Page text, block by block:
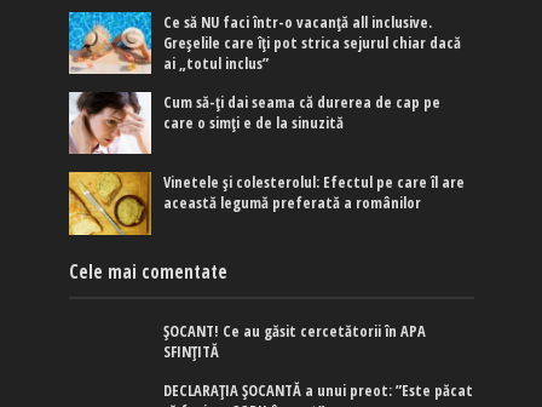
Ce să NU faci într-o vacanță all inclusive.
Greșelile care îți pot strica sejurul chiar dacă
ai „totul inclus”
Cum să-ți dai seama că durerea de cap pe
care o simți e de la sinuzită
Vinetele și colesterolul: Efectul pe care îl are
această legumă preferată a românilor
Cele mai comentate
ȘOCANT! Ce au găsit cercetătorii în APA
SFINȚITĂ
DECLARAȚIA ȘOCANTĂ a unui preot: ”Este păcat